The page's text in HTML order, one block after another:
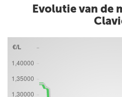
Evolutie van de